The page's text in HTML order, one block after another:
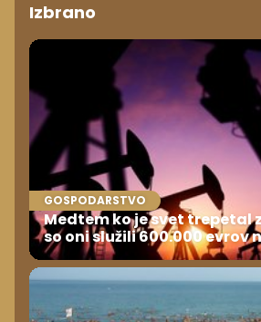
Izbrano
GOSPODARSTVO
Medtem ko je svet trepetal
so oni služili 600.000 evrov